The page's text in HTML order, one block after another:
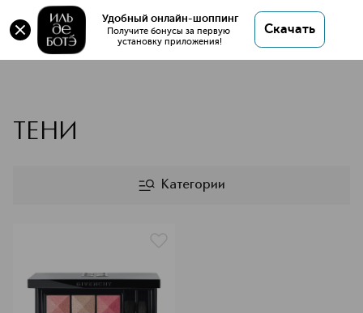
Удобный онлайн-шоппинг
Получите бонусы за первую
установку приложения!
Скачать
ТЕНИ
Категории